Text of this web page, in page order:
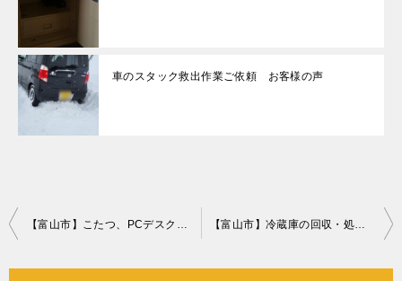
車のスタック救出作業ご依頼 お客様の声
投
【富山市】こたつ、PCデスク、メタルラック等の回収・処分ご依頼 【富山市】冷蔵庫の回収・処分ご依頼 お客様の声